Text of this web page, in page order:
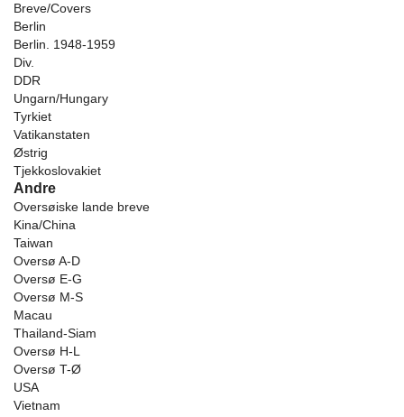
Breve/Covers
Berlin
Berlin. 1948-1959
Div.
DDR
Ungarn/Hungary
Tyrkiet
Vatikanstaten
Østrig
Tjekkoslovakiet
Andre
Oversøiske lande breve
Kina/China
Taiwan
Oversø A-D
Oversø E-G
Oversø M-S
Macau
Thailand-Siam
Oversø H-L
Oversø T-Ø
USA
Vietnam